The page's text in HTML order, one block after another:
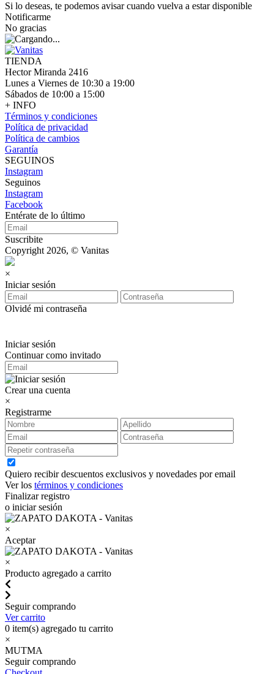
Si lo deseas, te podemos avisar cuando vuelva a estar disponible
Notificarme
No gracias
TIENDA
Hector Miranda 2416
Lunes a Viernes de 10:30 a 19:00
Sábados de 10:00 a 15:00
+ INFO
Términos y condiciones
Política de privacidad
Política de cambios
Garantía
SEGUINOS
Instagram
Seguinos
Instagram
Facebook
Entérate de lo último
Suscribite
Copyright 2026, © Vanitas
×
Iniciar sesión
Olvidé mi contraseña
Iniciar sesión
Continuar como invitado
Crear una cuenta
×
Registrarme
Quiero recibir descuentos exclusivos y novedades por email
Ver los términos y condiciones
Finalizar registro
o iniciar sesión
×
Aceptar
×
Producto agregado a carrito
Seguir comprando
Ver carrito
0 item(s) agregado tu carrito
×
MUTMA
Seguir comprando